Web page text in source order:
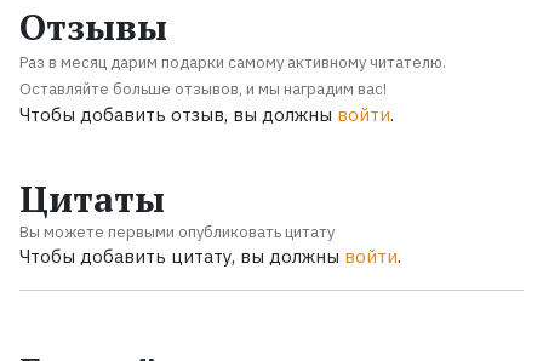
Отзывы
Раз в месяц дарим подарки самому активному читателю.
Оставляйте больше отзывов, и мы наградим вас!
Чтобы добавить отзыв, вы должны войти.
Цитаты
Вы можете первыми опубликовать цитату
Чтобы добавить цитату, вы должны войти.